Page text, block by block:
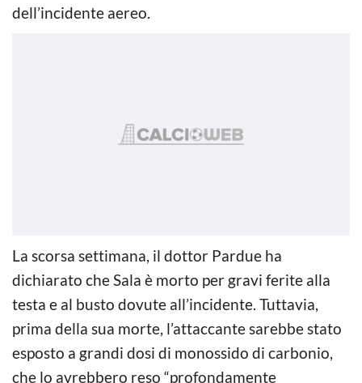
dell’incidente aereo.
La scorsa settimana, il dottor Pardue ha
dichiarato che Sala è morto per gravi ferite alla
testa e al busto dovute all’incidente. Tuttavia,
prima della sua morte, l’attaccante sarebbe stato
esposto a grandi dosi di monossido di carbonio,
che lo avrebbero reso “profondamente